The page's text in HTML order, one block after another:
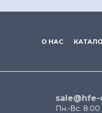
О НАС
Пн.-Вс. 8:00